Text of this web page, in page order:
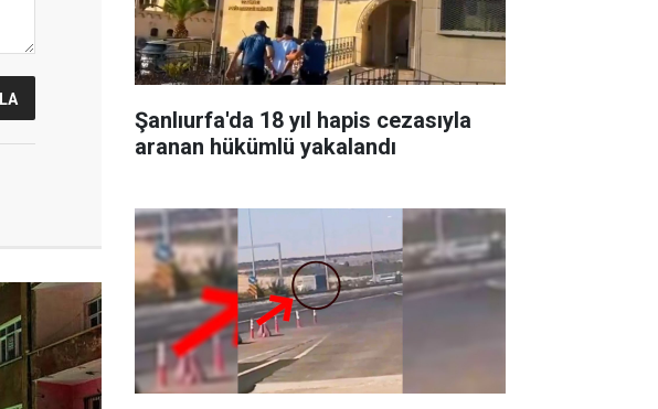
Şanlıurfa'da 18 yıl hapis cezasıyla
aranan hükümlü yakalandı